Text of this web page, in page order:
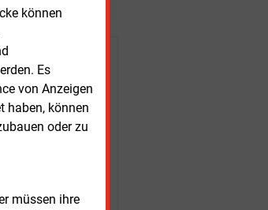
können
Es
von Anzeigen
haben, können
oder zu
müssen ihre